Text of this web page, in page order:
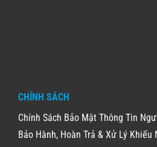
CHÍNH SÁCH
Chính Sách Bảo Mật Thông Tin
Bảo Hành, Hoàn Trả & Xử Lý Khiếu